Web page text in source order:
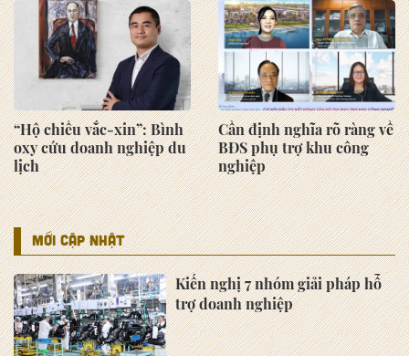
“Hộ chiếu vắc-xin”: Bình
oxy cứu doanh nghiệp du
lịch
Cần định nghĩa rõ ràng về
BĐS phụ trợ khu công
nghiệp
MỚI CẬP NHẬT
Kiến nghị 7 nhóm giải pháp hỗ
trợ doanh nghiệp